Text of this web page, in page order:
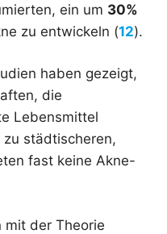
ein um 30%
zu entwickeln (12).
haben gezeigt,
die
Lebensmittel
zu städtischeren,
fast keine Akne-
mit der Theorie